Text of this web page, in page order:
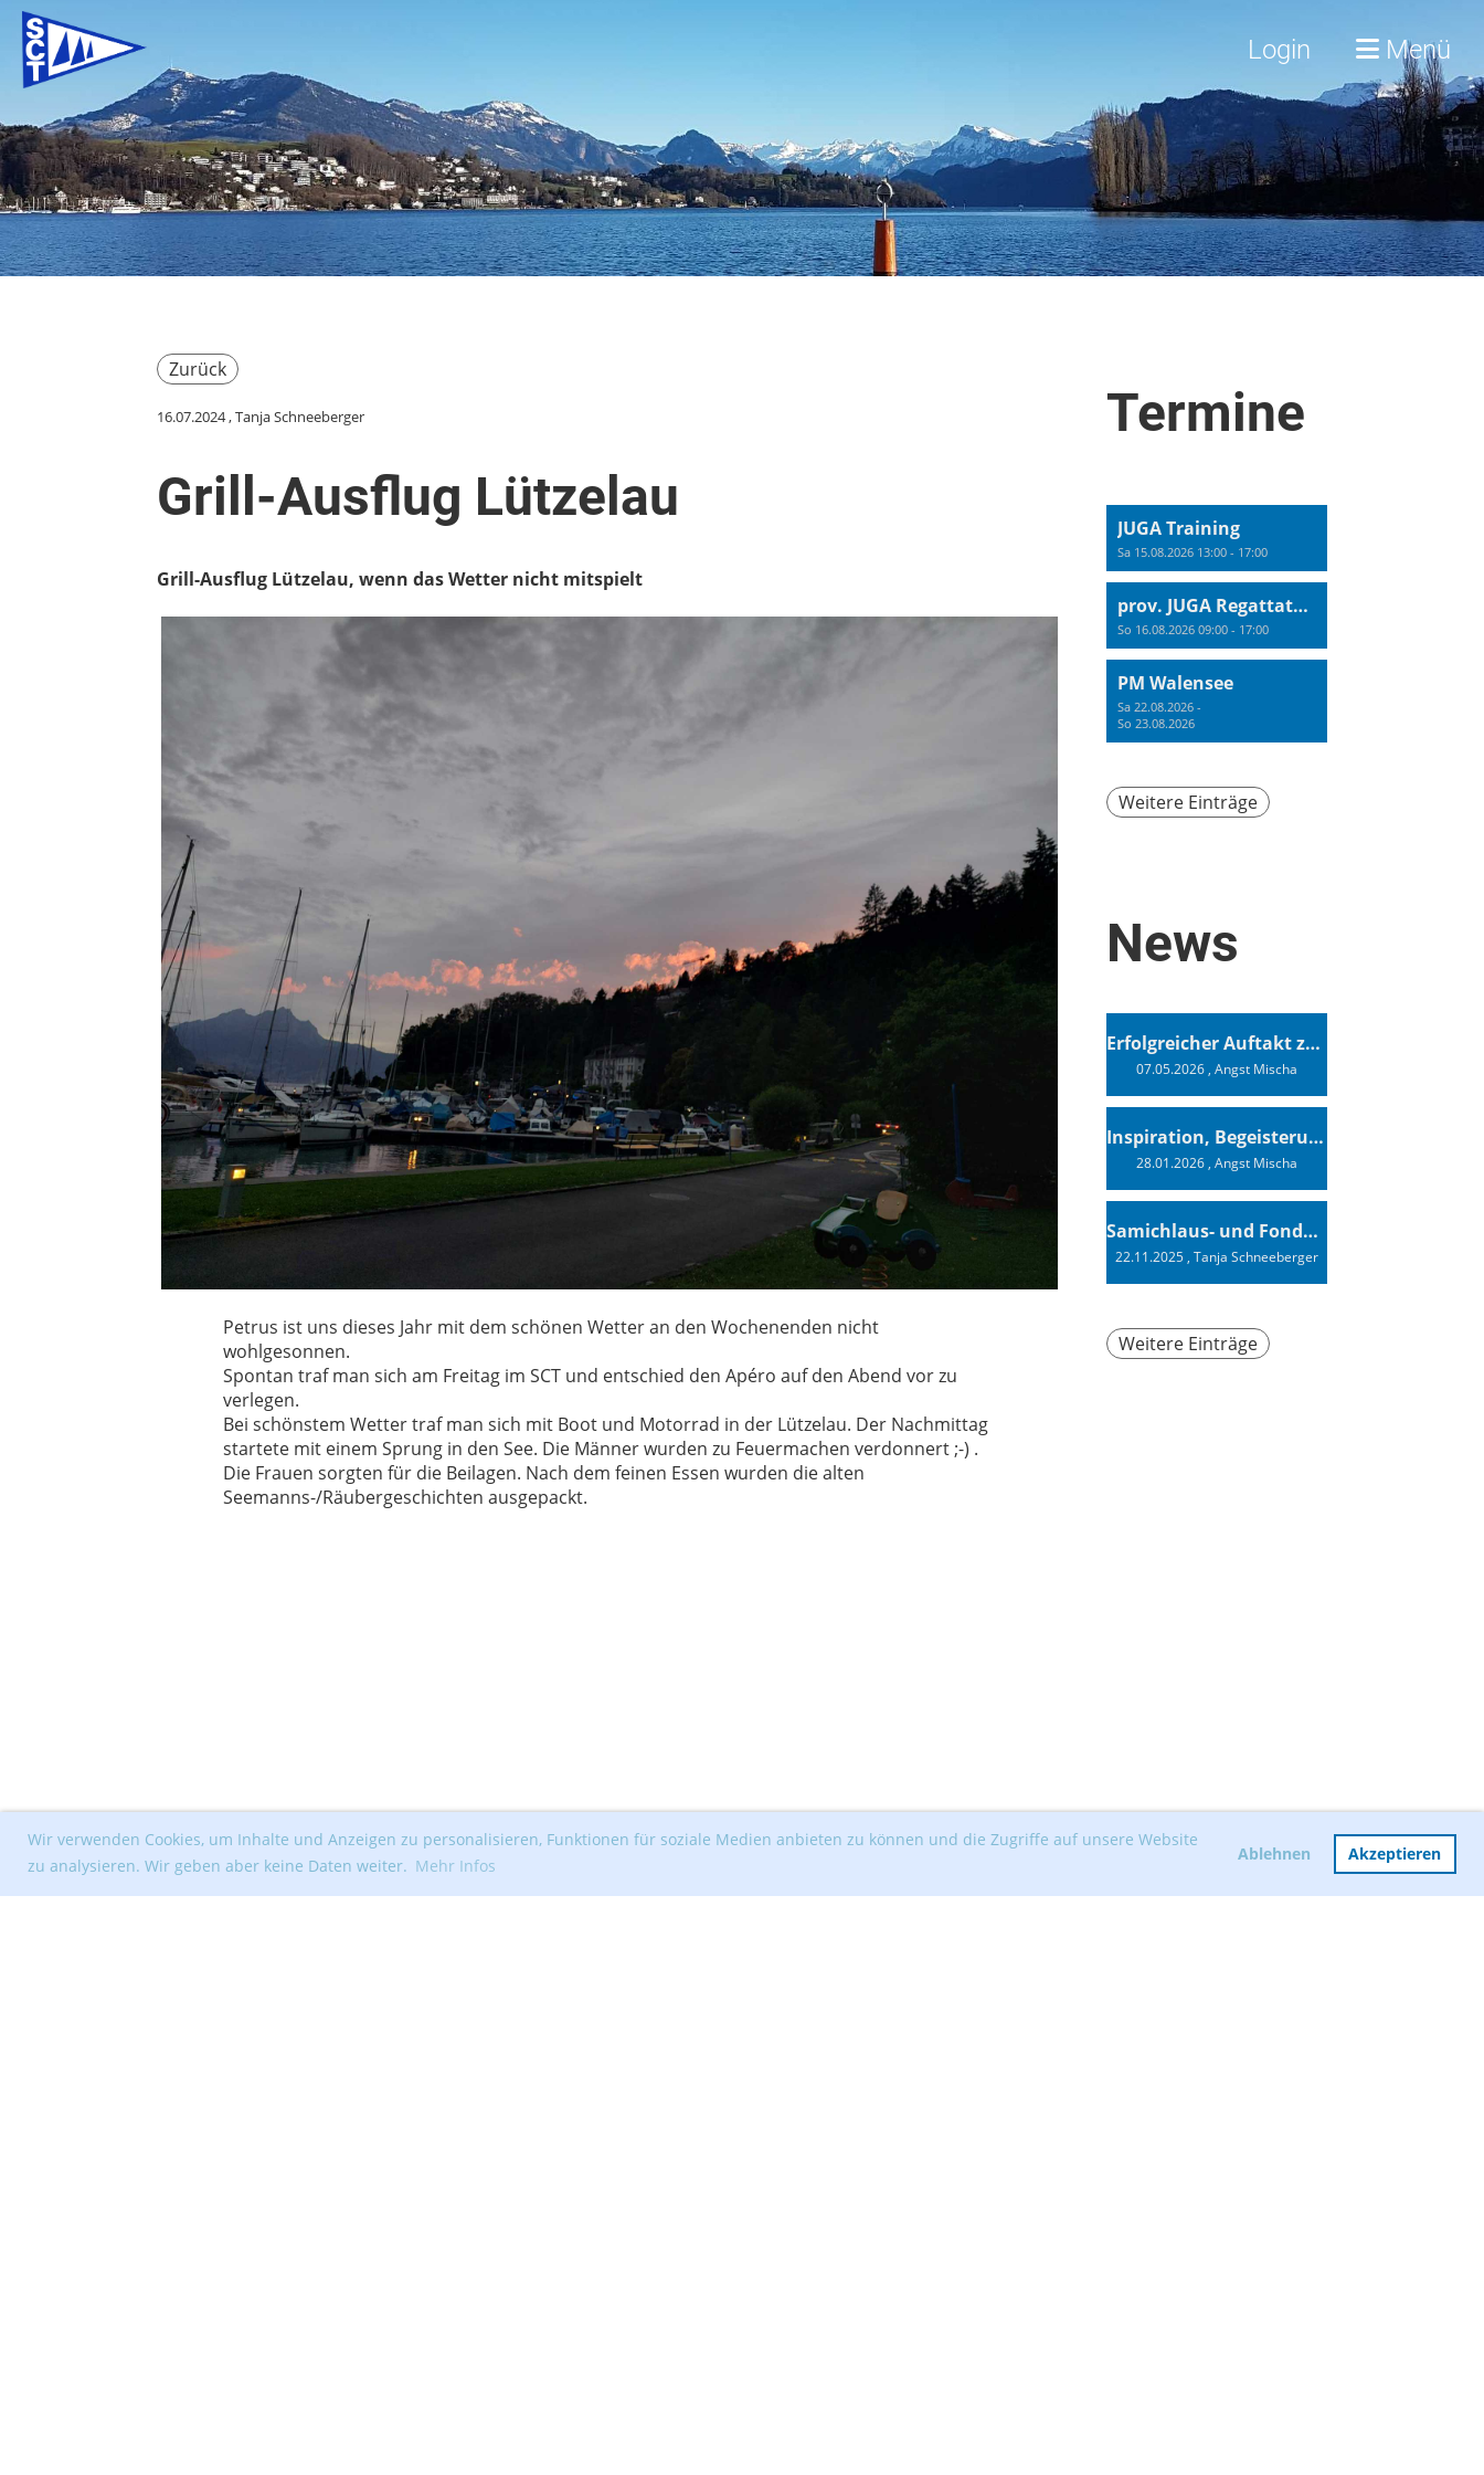
Wir verwenden Cookies, um Inhalte und Anzeigen zu personalisieren, Funktionen für soziale Medien anbieten zu können und die Zugriffe auf unsere Website
zu analysieren. Wir geben aber keine Daten weiter. Mehr Infos
Ablehnen Akzeptieren
Login Menü
Zurück
16.07.2024, Tanja Schneeberger
Grill-Ausflug Lützelau
Grill-Ausflug Lützelau, wenn das Wetter nicht mitspielt
Petrus ist uns dieses Jahr mit dem schönen Wetter an den Wochenenden nicht
wohlgesonnen.
Spontan traf man sich am Freitag im SCT und entschied den Apéro auf den Abend vor zu
verlegen.
Bei schönstem Wetter traf man sich mit Boot und Motorrad in der Lützelau. Der Nachmittag
startete mit einem Sprung in den See. Die Männer wurden zu Feuermachen verdonnert ;-) .
Die Frauen sorgten für die Beilagen. Nach dem feinen Essen wurden die alten
Seemanns-/Räubergeschichten ausgepackt.
Termine
JUGA Training
Sa 15.08.2026 13:00 - 17:00
prov. JUGA Regattatraining
So 16.08.2026 09:00 - 17:00
PM Walensee
Sa 22.08.2026 -
So 23.08.2026
Weitere Einträge
News
Erfolgreicher Auftakt zur Swiss Sailing Challenge League 2026
07.05.2026, Angst Mischa
Inspiration, Begeisterung - Ein Vortrag von Vendée-Globe-Finisher Oliver Heer
28.01.2026, Angst Mischa
Samichlaus- und Fonduabend
22.11.2025, Tanja Schneeberger
Weitere Einträge